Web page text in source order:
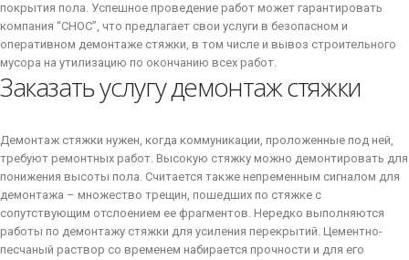
покрытия пола. Успешное проведение работ может гарантировать
компания “СНОС”, что предлагает свои услуги в безопасном и
оперативном демонтаже стяжки, в том числе и вывоз строительного
мусора на утилизацию по окончанию всех работ.
Заказать услугу демонтаж стяжки
Демонтаж стяжки нужен, когда коммуникации, проложенные под ней,
требуют ремонтных работ. Высокую стяжку можно демонтировать для
понижения высоты пола. Считается также непременным сигналом для
демонтажа – множество трещин, пошедших по стяжке с
сопутствующим отслоением ее фрагментов. Нередко выполняются
работы по демонтажу стяжки для усиления перекрытий. Цементно-
песчаный раствор со временем набирается прочности и для его